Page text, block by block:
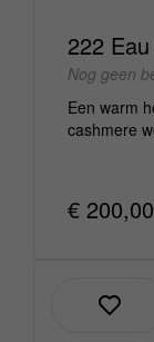
222
Nog geen
Een warm
cashmere
€ 200,00